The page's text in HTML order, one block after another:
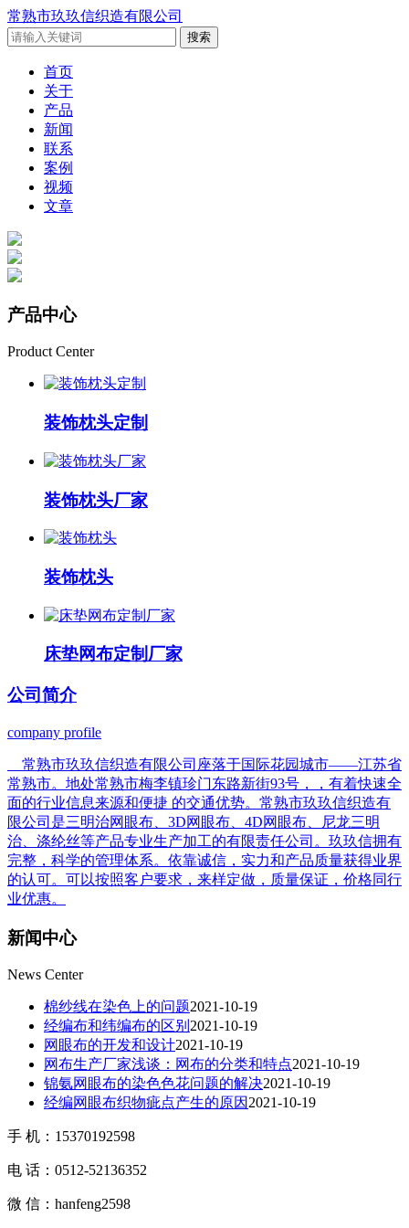
常熟市玖玖信织造有限公司
首页
关于
产品
新闻
联系
案例
视频
文章
产品中心
Product Center
装饰枕头定制
装饰枕头厂家
装饰枕头
床垫网布定制厂家
公司简介
company profile
常熟市玖玖信织造有限公司座落于国际花园城市——江苏省
常熟市。地处常熟市梅李镇珍门东路新街93号，，有着快速全
面的行业信息来源和便捷 的交通优势。常熟市玖玖信织造有
限公司是三明治网眼布、3D网眼布、4D网眼布、尼龙三明
治、涤纶丝等产品专业生产加工的有限责任公司。玖玖信拥有
完整，科学的管理体系。依靠诚信，实力和产品质量获得业界
的认可。可以按照客户要求，来样定做，质量保证，价格同行
业优惠。
新闻中心
News Center
棉纱线在染色上的问题2021-10-19
经编布和纬编布的区别 2021-10-19
网眼布的开发和设计2021-10-19
网布生产厂家浅谈：网布的分类和特点2021-10-19
锦氨网眼布的染色色花问题的解决2021-10-19
经编网眼布织物疵点产生的原因 2021-10-19
手 机：15370192598
电 话：0512-52136352
微 信：hanfeng2598